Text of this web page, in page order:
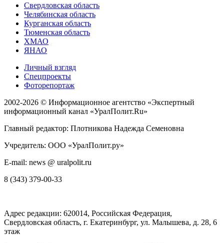
Свердловская область
Челябинская область
Курганская область
Тюменская область
ХМАО
ЯНАО
Личный взгляд
Спецпроекты
Фоторепортаж
2002-2026 © Информационное агентство «Экспертный
информационный канал «УралПолит.Ru»
Главный редактор: Плотникова Надежда Семеновна
Учредитель: ООО «УралПолит.ру»
E-mail: news @ uralpolit.ru
8 (343) 379-00-33
Адрес редакции: 620014, Российская Федерация,
Свердловская область, г. Екатеринбург, ул. Малышева, д. 28, 6
этаж